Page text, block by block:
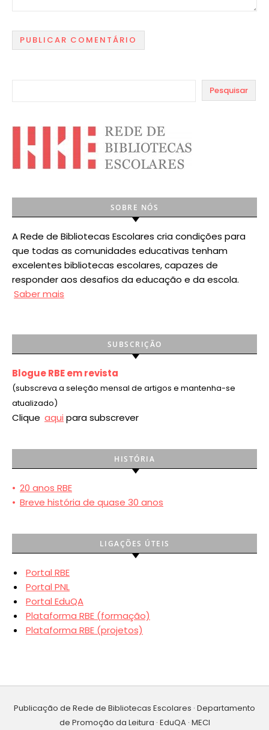
Pesquisar
SOBRE NÓS
A Rede de Bibliotecas Escolares cria condições para
que todas as comunidades educativas tenham
excelentes bibliotecas escolares, capazes de
responder aos desafios da educação e da escola.
Saber mais
SUBSCRIÇÃO
Blogue RBE em revista
(subscreva a seleção mensal de artigos e mantenha-se
atualizado)
Clique aqui para subscrever
HISTÓRIA
• 20 anos RBE
• Breve história de quase 30 anos
LIGAÇÕES ÚTEIS
Portal RBE
Portal PNL
Portal EduQA
Plataforma RBE (formação)
Plataforma RBE (projetos)
Publicação de Rede de Bibliotecas Escolares · Departamento
de Promoção da Leitura · EduQA · MECI